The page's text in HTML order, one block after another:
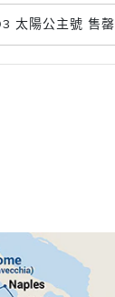
太陽公主號 售罄